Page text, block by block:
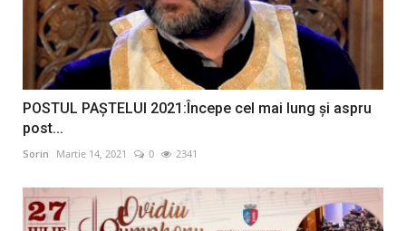
POSTUL PAȘTELUI 2021:Începe cel mai lung și aspru
post...
Sorin Martie 14, 2021 0 2341